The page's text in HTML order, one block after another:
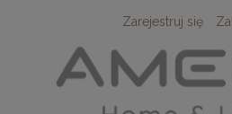
Zarejestruj się